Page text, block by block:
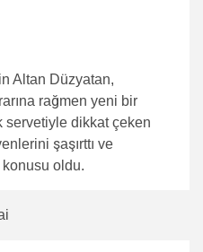
Altan Düzyatan,
rağmen yeni bir
servetiyle dikkat çeken
şaşırttı ve
oldu.